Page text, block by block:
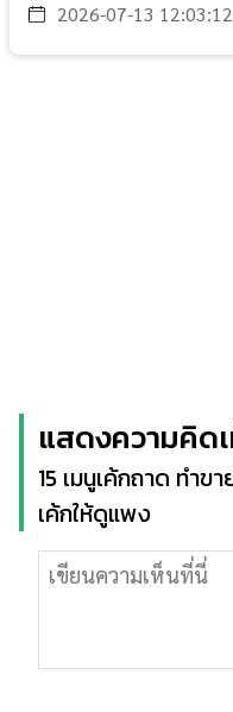
2026-07-13 12:03:12
แสดงความคิด
15 เมนูเค้กถาด ทำ
เค้กให้ดูแพง